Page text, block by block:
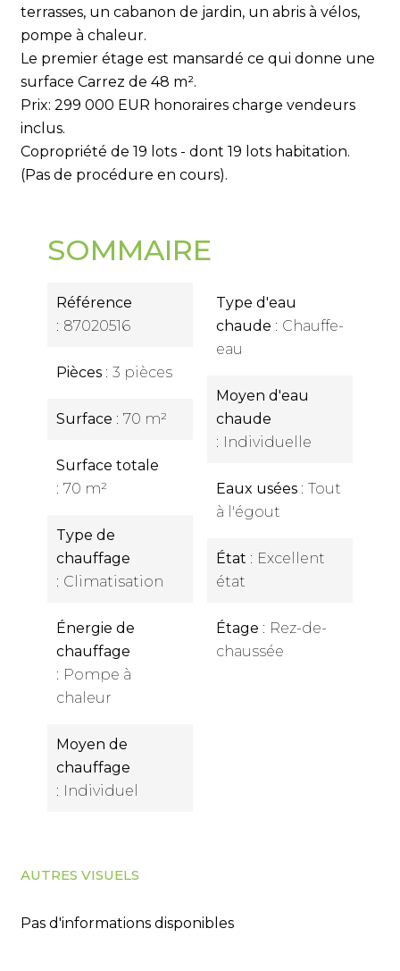
terrasses, un cabanon de jardin, un abris à vélos,
pompe à chaleur.
Le premier étage est mansardé ce qui donne une
surface Carrez de 48 m².
Prix: 299 000 EUR honoraires charge vendeurs
inclus.
Copropriété de 19 lots - dont 19 lots habitation.
(Pas de procédure en cours).
SOMMAIRE
Référence
87020516
Pièces 3 pièces
Surface 70 m²
Surface totale
70 m²
Type de
chauffage
Climatisation
Énergie de
chauffage
Pompe à
chaleur
Moyen de
chauffage
Individuel
Type d'eau
chaude
Chauffe-
eau
Moyen d'eau
chaude
Individuelle
Eaux usées
Tout
à l'égout
État
Excellent
état
Étage
Rez-de-
chaussée
AUTRES VISUELS
Pas d'informations disponibles